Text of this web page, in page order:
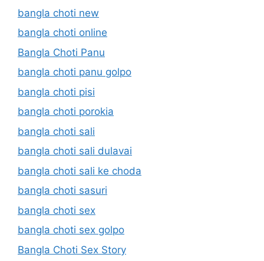
bangla choti new
bangla choti online
Bangla Choti Panu
bangla choti panu golpo
bangla choti pisi
bangla choti porokia
bangla choti sali
bangla choti sali dulavai
bangla choti sali ke choda
bangla choti sasuri
bangla choti sex
bangla choti sex golpo
Bangla Choti Sex Story